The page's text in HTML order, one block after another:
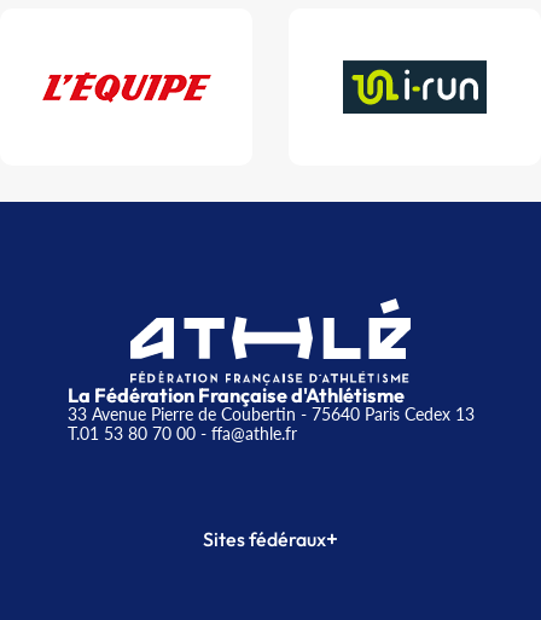
La Fédération Française d'Athlétisme
33 Avenue Pierre de Coubertin - 75640 Paris Cedex 13
T.01 53 80 70 00- ffa@athle.fr
Sites fédéraux+